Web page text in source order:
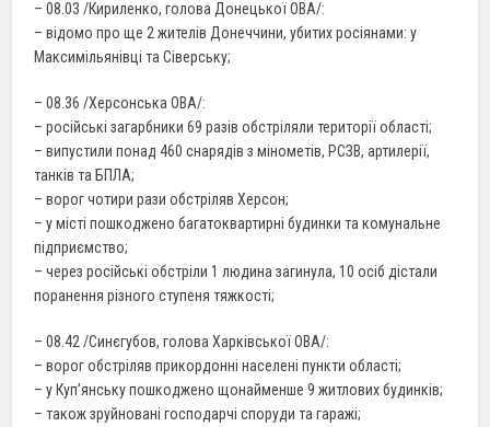
– 08.03 /Кириленко, голова Донецької ОВА/:
– відомо про ще 2 жителів Донеччини, убитих росіянами: у
Максимільянівці та Сіверську;
– 08.36 /Херсонська ОВА/:
– російські загарбники 69 разів обстріляли території області;
– випустили понад 460 снарядів з мінометів, РСЗВ, артилерії,
танків та БПЛА;
– ворог чотири рази обстріляв Херсон;
– у місті пошкоджено багатоквартирні будинки та комунальне
підприємство;
– через російські обстріли 1 людина загинула, 10 осіб дістали
поранення різного ступеня тяжкості;
– 08.42 /Синєгубов, голова Харківської ОВА/:
– ворог обстріляв прикордонні населені пункти області;
– у Куп’янську пошкоджено щонайменше 9 житлових будинків;
– також зруйновані господарчі споруди та гаражі;